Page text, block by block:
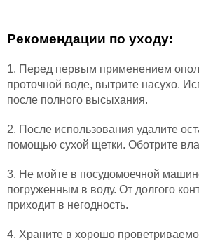
Рекомендации по уходу:
1. Перед первым применением
проточной воде, вытрите насухо.
после полного высыхания.
2. После использования удалите
помощью сухой щетки. Оботрите
3. Не мойте в посудомоечной
погруженным в воду. От долгого
приходит в негодность.
4. Храните в хорошо